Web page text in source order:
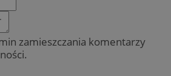
zamieszczania komentarzy